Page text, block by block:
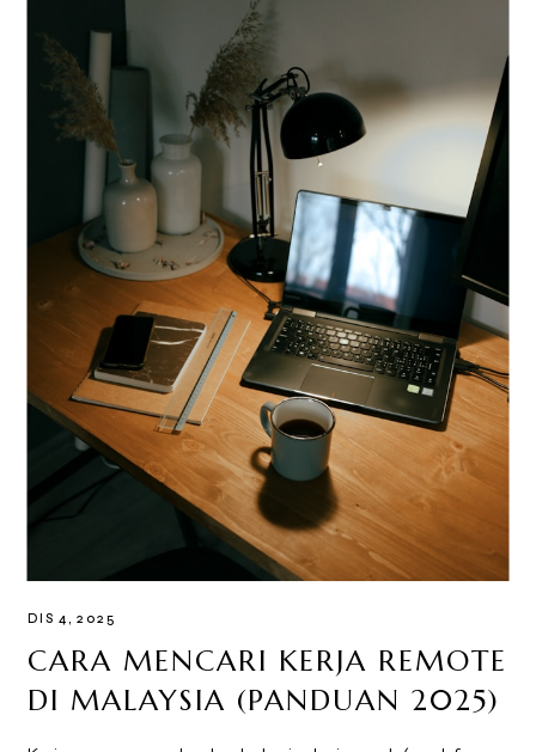
DIS 4, 2025
CARA MENCARI KERJA REMOTE
DI MALAYSIA (PANDUAN 2025)